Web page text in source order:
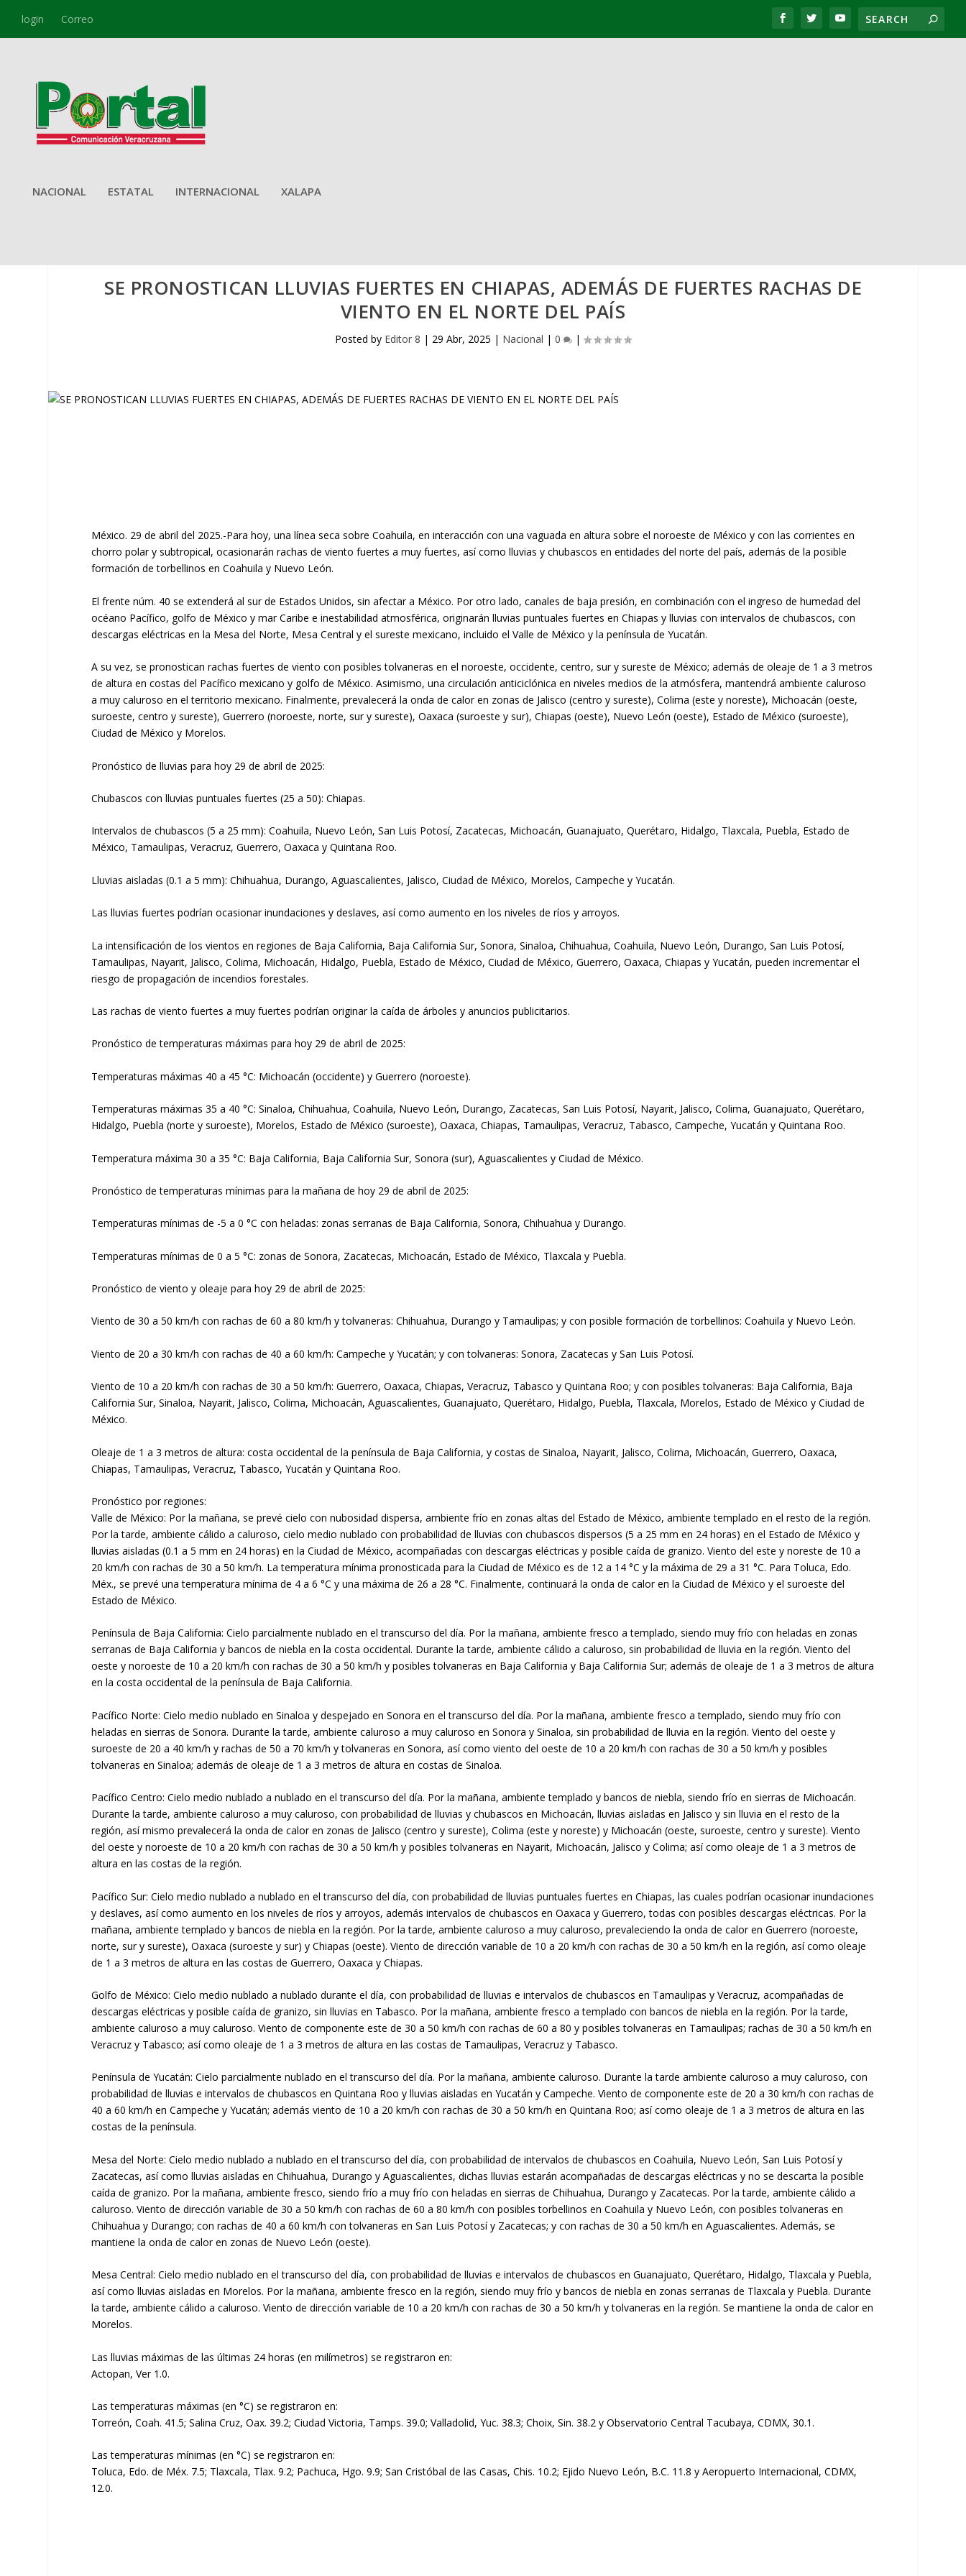
login Correo
NACIONAL ESTATAL INTERNACIONAL XALAPA
SE PRONOSTICAN LLUVIAS FUERTES EN CHIAPAS, ADEMÁS DE FUERTES RACHAS DE
VIENTO EN EL NORTE DEL PAÍS
Posted by Editor 8 | 29 Abr, 2025 | Nacional | 0 |
México. 29 de abril del 2025.-Para hoy, una línea seca sobre Coahuila, en interacción con una vaguada en altura sobre el noroeste de México y con las corrientes en
chorro polar y subtropical, ocasionarán rachas de viento fuertes a muy fuertes, así como lluvias y chubascos en entidades del norte del país, además de la posible
formación de torbellinos en Coahuila y Nuevo León.
El frente núm. 40 se extenderá al sur de Estados Unidos, sin afectar a México. Por otro lado, canales de baja presión, en combinación con el ingreso de humedad del
océano Pacífico, golfo de México y mar Caribe e inestabilidad atmosférica, originarán lluvias puntuales fuertes en Chiapas y lluvias con intervalos de chubascos, con
descargas eléctricas en la Mesa del Norte, Mesa Central y el sureste mexicano, incluido el Valle de México y la península de Yucatán.
A su vez, se pronostican rachas fuertes de viento con posibles tolvaneras en el noroeste, occidente, centro, sur y sureste de México; además de oleaje de 1 a 3 metros
de altura en costas del Pacífico mexicano y golfo de México. Asimismo, una circulación anticiclónica en niveles medios de la atmósfera, mantendrá ambiente caluroso
a muy caluroso en el territorio mexicano. Finalmente, prevalecerá la onda de calor en zonas de Jalisco (centro y sureste), Colima (este y noreste), Michoacán (oeste,
suroeste, centro y sureste), Guerrero (noroeste, norte, sur y sureste), Oaxaca (suroeste y sur), Chiapas (oeste), Nuevo León (oeste), Estado de México (suroeste),
Ciudad de México y Morelos.
Pronóstico de lluvias para hoy 29 de abril de 2025:
Chubascos con lluvias puntuales fuertes (25 a 50): Chiapas.
Intervalos de chubascos (5 a 25 mm): Coahuila, Nuevo León, San Luis Potosí, Zacatecas, Michoacán, Guanajuato, Querétaro, Hidalgo, Tlaxcala, Puebla, Estado de
México, Tamaulipas, Veracruz, Guerrero, Oaxaca y Quintana Roo.
Lluvias aisladas (0.1 a 5 mm): Chihuahua, Durango, Aguascalientes, Jalisco, Ciudad de México, Morelos, Campeche y Yucatán.
Las lluvias fuertes podrían ocasionar inundaciones y deslaves, así como aumento en los niveles de ríos y arroyos.
La intensificación de los vientos en regiones de Baja California, Baja California Sur, Sonora, Sinaloa, Chihuahua, Coahuila, Nuevo León, Durango, San Luis Potosí,
Tamaulipas, Nayarit, Jalisco, Colima, Michoacán, Hidalgo, Puebla, Estado de México, Ciudad de México, Guerrero, Oaxaca, Chiapas y Yucatán, pueden incrementar el
riesgo de propagación de incendios forestales.
Las rachas de viento fuertes a muy fuertes podrían originar la caída de árboles y anuncios publicitarios.
Pronóstico de temperaturas máximas para hoy 29 de abril de 2025:
Temperaturas máximas 40 a 45 °C: Michoacán (occidente) y Guerrero (noroeste).
Temperaturas máximas 35 a 40 °C: Sinaloa, Chihuahua, Coahuila, Nuevo León, Durango, Zacatecas, San Luis Potosí, Nayarit, Jalisco, Colima, Guanajuato, Querétaro,
Hidalgo, Puebla (norte y suroeste), Morelos, Estado de México (suroeste), Oaxaca, Chiapas, Tamaulipas, Veracruz, Tabasco, Campeche, Yucatán y Quintana Roo.
Temperatura máxima 30 a 35 °C: Baja California, Baja California Sur, Sonora (sur), Aguascalientes y Ciudad de México.
Pronóstico de temperaturas mínimas para la mañana de hoy 29 de abril de 2025:
Temperaturas mínimas de -5 a 0 °C con heladas: zonas serranas de Baja California, Sonora, Chihuahua y Durango.
Temperaturas mínimas de 0 a 5 °C: zonas de Sonora, Zacatecas, Michoacán, Estado de México, Tlaxcala y Puebla.
Pronóstico de viento y oleaje para hoy 29 de abril de 2025:
Viento de 30 a 50 km/h con rachas de 60 a 80 km/h y tolvaneras: Chihuahua, Durango y Tamaulipas; y con posible formación de torbellinos: Coahuila y Nuevo León.
Viento de 20 a 30 km/h con rachas de 40 a 60 km/h: Campeche y Yucatán; y con tolvaneras: Sonora, Zacatecas y San Luis Potosí.
Viento de 10 a 20 km/h con rachas de 30 a 50 km/h: Guerrero, Oaxaca, Chiapas, Veracruz, Tabasco y Quintana Roo; y con posibles tolvaneras: Baja California, Baja
California Sur, Sinaloa, Nayarit, Jalisco, Colima, Michoacán, Aguascalientes, Guanajuato, Querétaro, Hidalgo, Puebla, Tlaxcala, Morelos, Estado de México y Ciudad de
México.
Oleaje de 1 a 3 metros de altura: costa occidental de la península de Baja California, y costas de Sinaloa, Nayarit, Jalisco, Colima, Michoacán, Guerrero, Oaxaca,
Chiapas, Tamaulipas, Veracruz, Tabasco, Yucatán y Quintana Roo.
Pronóstico por regiones:
Valle de México: Por la mañana, se prevé cielo con nubosidad dispersa, ambiente frío en zonas altas del Estado de México, ambiente templado en el resto de la región.
Por la tarde, ambiente cálido a caluroso, cielo medio nublado con probabilidad de lluvias con chubascos dispersos (5 a 25 mm en 24 horas) en el Estado de México y
lluvias aisladas (0.1 a 5 mm en 24 horas) en la Ciudad de México, acompañadas con descargas eléctricas y posible caída de granizo. Viento del este y noreste de 10 a
20 km/h con rachas de 30 a 50 km/h. La temperatura mínima pronosticada para la Ciudad de México es de 12 a 14 °C y la máxima de 29 a 31 °C. Para Toluca, Edo.
Méx., se prevé una temperatura mínima de 4 a 6 °C y una máxima de 26 a 28 °C. Finalmente, continuará la onda de calor en la Ciudad de México y el suroeste del
Estado de México.
Península de Baja California: Cielo parcialmente nublado en el transcurso del día. Por la mañana, ambiente fresco a templado, siendo muy frío con heladas en zonas
serranas de Baja California y bancos de niebla en la costa occidental. Durante la tarde, ambiente cálido a caluroso, sin probabilidad de lluvia en la región. Viento del
oeste y noroeste de 10 a 20 km/h con rachas de 30 a 50 km/h y posibles tolvaneras en Baja California y Baja California Sur; además de oleaje de 1 a 3 metros de altura
en la costa occidental de la península de Baja California.
Pacífico Norte: Cielo medio nublado en Sinaloa y despejado en Sonora en el transcurso del día. Por la mañana, ambiente fresco a templado, siendo muy frío con
heladas en sierras de Sonora. Durante la tarde, ambiente caluroso a muy caluroso en Sonora y Sinaloa, sin probabilidad de lluvia en la región. Viento del oeste y
suroeste de 20 a 40 km/h y rachas de 50 a 70 km/h y tolvaneras en Sonora, así como viento del oeste de 10 a 20 km/h con rachas de 30 a 50 km/h y posibles
tolvaneras en Sinaloa; además de oleaje de 1 a 3 metros de altura en costas de Sinaloa.
Pacífico Centro: Cielo medio nublado a nublado en el transcurso del día. Por la mañana, ambiente templado y bancos de niebla, siendo frío en sierras de Michoacán.
Durante la tarde, ambiente caluroso a muy caluroso, con probabilidad de lluvias y chubascos en Michoacán, lluvias aisladas en Jalisco y sin lluvia en el resto de la
región, así mismo prevalecerá la onda de calor en zonas de Jalisco (centro y sureste), Colima (este y noreste) y Michoacán (oeste, suroeste, centro y sureste). Viento
del oeste y noroeste de 10 a 20 km/h con rachas de 30 a 50 km/h y posibles tolvaneras en Nayarit, Michoacán, Jalisco y Colima; así como oleaje de 1 a 3 metros de
altura en las costas de la región.
Pacífico Sur: Cielo medio nublado a nublado en el transcurso del día, con probabilidad de lluvias puntuales fuertes en Chiapas, las cuales podrían ocasionar inundaciones
y deslaves, así como aumento en los niveles de ríos y arroyos, además intervalos de chubascos en Oaxaca y Guerrero, todas con posibles descargas eléctricas. Por la
mañana, ambiente templado y bancos de niebla en la región. Por la tarde, ambiente caluroso a muy caluroso, prevaleciendo la onda de calor en Guerrero (noroeste,
norte, sur y sureste), Oaxaca (suroeste y sur) y Chiapas (oeste). Viento de dirección variable de 10 a 20 km/h con rachas de 30 a 50 km/h en la región, así como oleaje
de 1 a 3 metros de altura en las costas de Guerrero, Oaxaca y Chiapas.
Golfo de México: Cielo medio nublado a nublado durante el día, con probabilidad de lluvias e intervalos de chubascos en Tamaulipas y Veracruz, acompañadas de
descargas eléctricas y posible caída de granizo, sin lluvias en Tabasco. Por la mañana, ambiente fresco a templado con bancos de niebla en la región. Por la tarde,
ambiente caluroso a muy caluroso. Viento de componente este de 30 a 50 km/h con rachas de 60 a 80 y posibles tolvaneras en Tamaulipas; rachas de 30 a 50 km/h en
Veracruz y Tabasco; así como oleaje de 1 a 3 metros de altura en las costas de Tamaulipas, Veracruz y Tabasco.
Península de Yucatán: Cielo parcialmente nublado en el transcurso del día. Por la mañana, ambiente caluroso. Durante la tarde ambiente caluroso a muy caluroso, con
probabilidad de lluvias e intervalos de chubascos en Quintana Roo y lluvias aisladas en Yucatán y Campeche. Viento de componente este de 20 a 30 km/h con rachas de
40 a 60 km/h en Campeche y Yucatán; además viento de 10 a 20 km/h con rachas de 30 a 50 km/h en Quintana Roo; así como oleaje de 1 a 3 metros de altura en las
costas de la península.
Mesa del Norte: Cielo medio nublado a nublado en el transcurso del día, con probabilidad de intervalos de chubascos en Coahuila, Nuevo León, San Luis Potosí y
Zacatecas, así como lluvias aisladas en Chihuahua, Durango y Aguascalientes, dichas lluvias estarán acompañadas de descargas eléctricas y no se descarta la posible
caída de granizo. Por la mañana, ambiente fresco, siendo frío a muy frío con heladas en sierras de Chihuahua, Durango y Zacatecas. Por la tarde, ambiente cálido a
caluroso. Viento de dirección variable de 30 a 50 km/h con rachas de 60 a 80 km/h con posibles torbellinos en Coahuila y Nuevo León, con posibles tolvaneras en
Chihuahua y Durango; con rachas de 40 a 60 km/h con tolvaneras en San Luis Potosí y Zacatecas; y con rachas de 30 a 50 km/h en Aguascalientes. Además, se
mantiene la onda de calor en zonas de Nuevo León (oeste).
Mesa Central: Cielo medio nublado en el transcurso del día, con probabilidad de lluvias e intervalos de chubascos en Guanajuato, Querétaro, Hidalgo, Tlaxcala y Puebla,
así como lluvias aisladas en Morelos. Por la mañana, ambiente fresco en la región, siendo muy frío y bancos de niebla en zonas serranas de Tlaxcala y Puebla. Durante
la tarde, ambiente cálido a caluroso. Viento de dirección variable de 10 a 20 km/h con rachas de 30 a 50 km/h y tolvaneras en la región. Se mantiene la onda de calor en
Morelos.
Las lluvias máximas de las últimas 24 horas (en milímetros) se registraron en:
Actopan, Ver 1.0.
Las temperaturas máximas (en °C) se registraron en:
Torreón, Coah. 41.5; Salina Cruz, Oax. 39.2; Ciudad Victoria, Tamps. 39.0; Valladolid, Yuc. 38.3; Choix, Sin. 38.2 y Observatorio Central Tacubaya, CDMX, 30.1.
Las temperaturas mínimas (en °C) se registraron en:
Toluca, Edo. de Méx. 7.5; Tlaxcala, Tlax. 9.2; Pachuca, Hgo. 9.9; San Cristóbal de las Casas, Chis. 10.2; Ejido Nuevo León, B.C. 11.8 y Aeropuerto Internacional, CDMX,
12.0.